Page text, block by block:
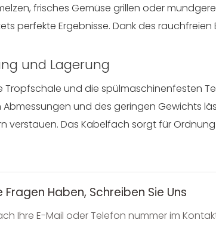
frisches Gemüse grillen oder
perfekte Ergebnisse. Dank des
und Lagerung
Tropfschale und die spülmaschinenfesten
Abmessungen und des geringen Gewichts
verstauen. Das Kabelfach sorgt für
Haben, Schreiben Sie Uns
Ihre E-Mail oder Telefon nummer im